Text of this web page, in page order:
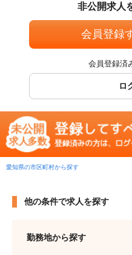
非公開求人
会員登録
会員登録済
ロ
愛知県の市区町村から探す
他の条件で求人を探す
勤務地から探す